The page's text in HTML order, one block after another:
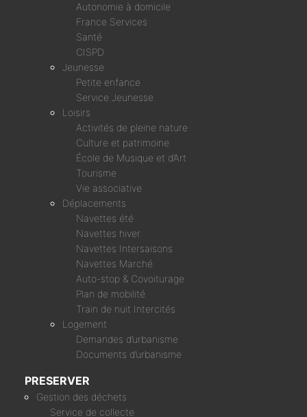
Autonomie à domicile
France Services
Santé
CISPD
Jeunesse
Petite enfance
Service Jeunesse
Loisirs
Activités de pleine nature
Culture et patrimoine
École de Musique et d’Art
Tourisme
Vie associative
Déplacements
Navettes été
Navettes hiver
Navettes Intersaisons
Navettes Marché
Auto-stop & Covoiturage
Plan de mobilité
Train de nuit Intercités
Logement
Demandes d’urbanisme
Documents d’urbanisme
PRESERVER
Gestion des déchets
Service de collecte